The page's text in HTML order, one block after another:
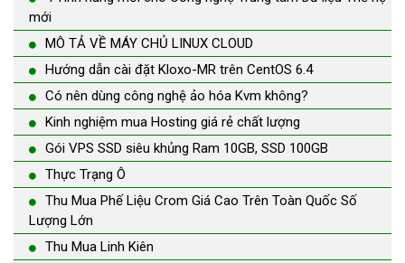
mới
MÔ TẢ VỀ MÁY CHỦ LINUX CLOUD
Hướng dẫn cài đặt Kloxo-MR trên CentOS 6.4
Có nên dùng công nghệ ảo hóa Kvm không?
Kinh nghiệm mua Hosting giá rẻ chất lượng
Gói VPS SSD siêu khủng Ram 10GB, SSD 100GB
Thực Trạng Ô
Thu Mua Phế Liệu Crom Giá Cao Trên Toàn Quốc Số
Lượng Lớn
Thu Mua Linh Kiên